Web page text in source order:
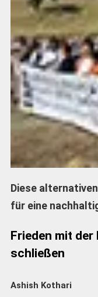
Diese
für eine
Frieden mit der
schließen
Ashish Kothari